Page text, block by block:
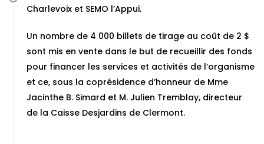
Charlevoix et SEMO l’Appui.
Un nombre de 4 000 billets de tirage au coût de 2 $
sont mis en vente dans le but de recueillir des fonds
pour financer les services et activités de l’organisme
et ce, sous la coprésidence d’honneur de Mme
Jacinthe B. Simard et M. Julien Tremblay, directeur
de la Caisse Desjardins de Clermont.